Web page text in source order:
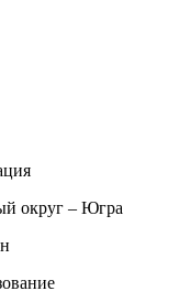
округ – Югра